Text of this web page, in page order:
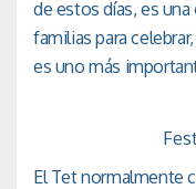
de estos días, es
familias para
es uno más
El Tet normalmente